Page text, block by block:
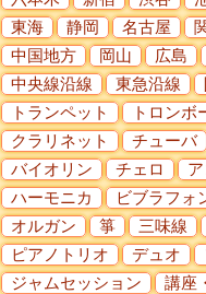
東海
静岡 名古屋
中国地方
岡山 広島
中央線沿線
東急沿線
トランペット
トロンボ
クラリネット
チューバ
バイオリン
チェロ
ハーモニカ
ビブラフォ
オルガン
箏 三味線
ピアノトリオ
デュオ
ジャムセッション
講座